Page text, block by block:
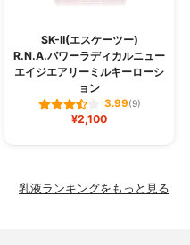
SK-II(エスケーツー)
R.N.A.パワーラディカルニュー
エイジエアリーミルキーローシ
ョン
3.99(9)
¥2,100
乳液ランキングをもっと見る